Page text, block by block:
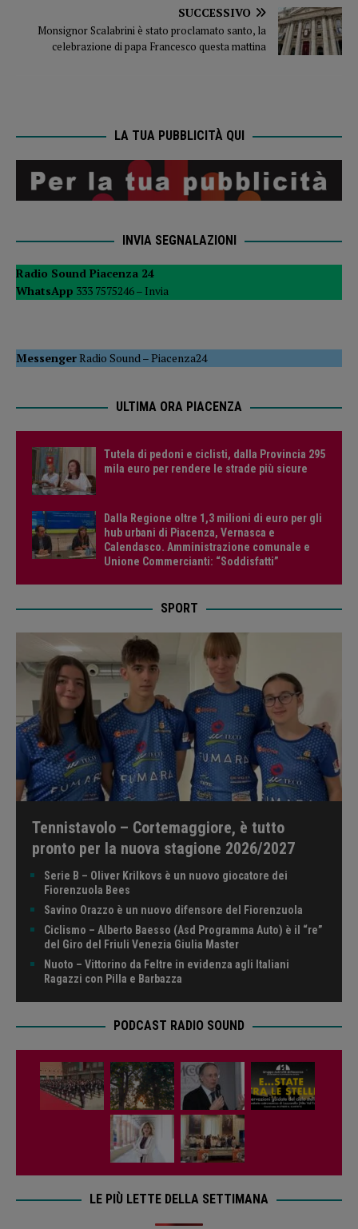
SUCCESSIVO
Monsignor Scalabrini è stato proclamato santo, la
celebrazione di papa Francesco questa mattina
LA TUA PUBBLICITÀ QUI
INVIA SEGNALAZIONI
Radio Sound Piacenza 24
WhatsApp 333 7575246 – Invia
MessengerRadio Sound –Piacenza24
ULTIMA ORA PIACENZA
Tutela di pedoni e ciclisti, dalla Provincia 295
mila euro per rendere le strade più sicure
Dalla Regione oltre 1,3 milioni di euro per gli
hub urbani di Piacenza, Vernasca e
Calendasco. Amministrazione comunale e
Unione Commercianti: “Soddisfatti”
SPORT
Tennistavolo – Cortemaggiore, è tutto
pronto per la nuova stagione 2026/2027
Serie B – Oliver Krilkovs è un nuovo giocatore dei
Fiorenzuola Bees
Savino Orazzo è un nuovo difensore del Fiorenzuola
Ciclismo – Alberto Baesso (Asd Programma Auto) è il “re”
del Giro del Friuli Venezia Giulia Master
Nuoto – Vittorino da Feltre in evidenza agli Italiani
Ragazzi con Pilla e Barbazza
PODCAST RADIO SOUND
LE PIÙ LETTE DELLA SETTIMANA